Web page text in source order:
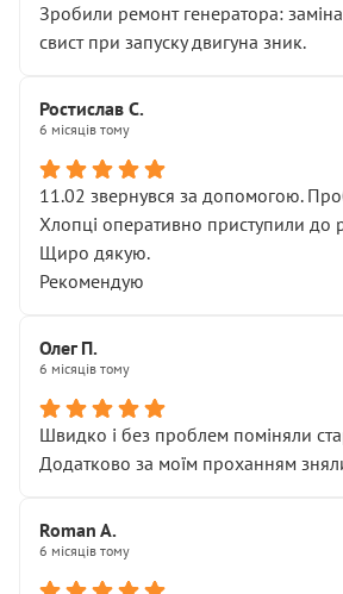
Зробили ремонт генератора:
свист при запуску двигуна зник.
Ростислав С.
6 місяців тому
11.02 звернувся за допомогою.
Хлопці оперативно приступили
Щиро дякую.
Рекомендую
Олег П.
6 місяців тому
Швидко і без проблем поміняли
Додатково за моїм проханням
Roman A.
6 місяців тому